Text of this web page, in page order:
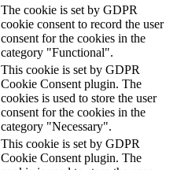
The cookie is set by GDPR
cookie consent to record the user
consent for the cookies in the
category "Functional".
This cookie is set by GDPR
Cookie Consent plugin. The
cookies is used to store the user
consent for the cookies in the
category "Necessary".
This cookie is set by GDPR
Cookie Consent plugin. The